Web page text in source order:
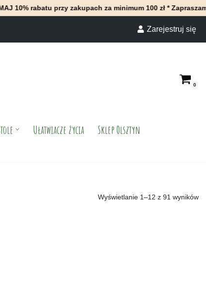
przy zakupach za minimum 100 zł * Zapraszamy do
Zarejestruj się
0
Ułatwiacze życia
Sklep Olsztyn
Wyświetlanie 1–12 z 91 wyników